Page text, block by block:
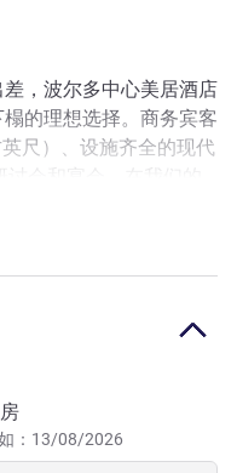
，波尔多中心美居酒店
的理想选择。商务宾客
尺）、设施齐全的现代
喜。
例如，圣安德鲁大教
分钟即可乘坐电车前
和温馨的氛围而闻名。
。：13/08/2026